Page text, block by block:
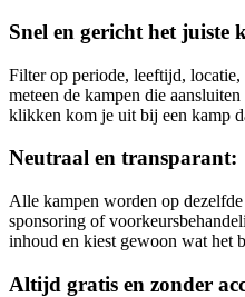
Snel en gericht het juiste
Filter op periode, leeftijd,
meteen de kampen die
klikken kom je uit bij een kamp
Neutraal en transparant:
Alle kampen worden op
sponsoring of
inhoud en kiest gewoon wat het
Altijd gratis en zonder